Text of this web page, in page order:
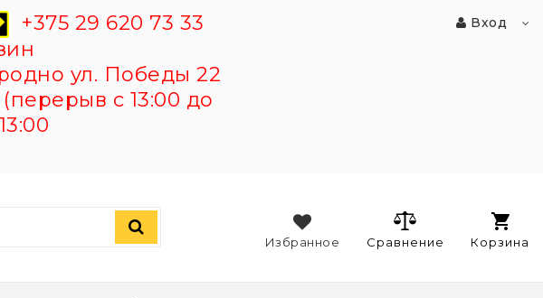
+375 29 620 73 33
ул. Победы 22
с 13:00 до
Вход
Корзина
Сравнение
Избранное